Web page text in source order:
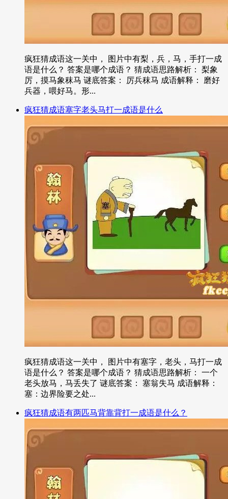
疯狂猜成语这一关中， 图片中有梨，兵，马，手打一成
语是什么？ 答案是哪个成语？ 猜成语思路解析： 梨象
厉，摸马象秣马 谜底答案： 厉兵秣马 成语解释： 磨好
兵器，喂好马。形...
疯狂猜成语塞字老头马打一成语是什么
疯狂猜成语这一关中， 图片中有塞字，老头，马打一成
语是什么？ 答案是哪个成语？ 猜成语思路解析： 一个
老头放马，马丢失了 谜底答案： 塞翁失马 成语解释：
塞：边界险要之处...
疯狂猜成语有两匹马背靠背打一成语是什么？